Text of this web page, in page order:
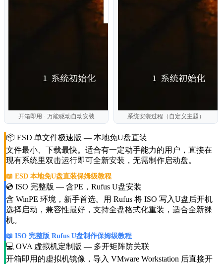
开箱即用 · 万能驱动自动安装 系统安装过程（自定义主题）
📦 ESD 单文件极速版 — 本地免U盘直装
文件最小、下载最快。适合有一定动手能力的用户，直接在
现有系统里双击运行即可全新安装，无需制作启动盘。
📖 ESD 本地免U盘直装保姆级教程
💿 ISO 完整版 — 含PE，Rufus U盘安装
含 WinPE 环境，新手首选。用 Rufus 将 ISO 写入U盘后开机
选择启动，兼容性最好，支持全盘格式化重装，适合全新裸
机。
📖 ISO 完整版 Rufus U盘制作保姆级教程
💻 OVA 虚拟机定制版 — 多开矩阵防关联
开箱即用的虚拟机镜像，导入 VMware Workstation 后直接开